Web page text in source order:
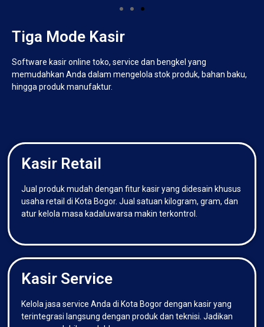
Tiga Mode Kasir
Software kasir online toko, service dan bengkel yang
memudahkan Anda dalam mengelola stok produk, bahan baku,
hingga produk manufaktur.
Kasir Retail
Jual produk mudah dengan fitur kasir yang didesain khusus
usaha retail di Kota Bogor. Jual satuan kilogram, gram, dan
atur kelola masa kadaluwarsa makin terkontrol.
Kasir Service
Kelola jasa service Anda di Kota Bogor dengan kasir yang
terintegrasi langsung dengan produk dan teknisi. Jadikan